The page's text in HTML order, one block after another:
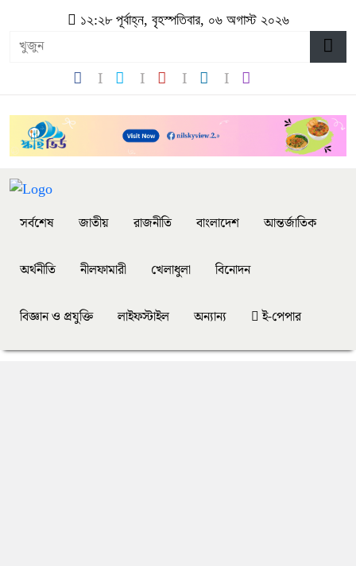
১২:২৮ পূর্বাহ্ন, বৃহস্পতিবার, ০৬ অগাস্ট ২০২৬
সর্বশেষ জাতীয় রাজনীতি বাংলাদেশ আন্তর্জাতিক
অর্থনীতি নীলফামারী খেলাধুলা বিনোদন
বিজ্ঞান ও প্রযুক্তি লাইফস্টাইল অন্যান্য ই-পেপার